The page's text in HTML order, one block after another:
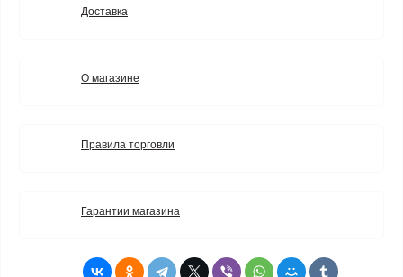
Доставка
О магазине
Правила торговли
Гарантии магазина